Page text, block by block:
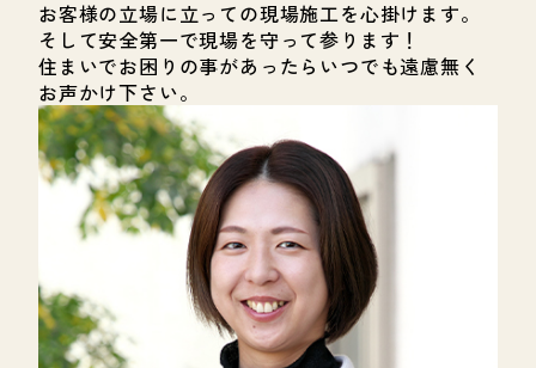
お客様の立場に立っての現場施工を心掛けます。
そして安全第一で現場を守って参ります！
住まいでお困りの事があったらいつでも遠慮無く
お声かけ下さい。